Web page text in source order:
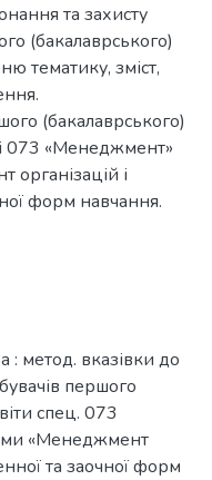
та захисту
(бакалаврського)
тематику, зміст,
(бакалаврського)
073 «Менеджмент»
організацій і
форм навчання.
: метод. вказівки до
першого
спец. 073
«Менеджмент
та заочної форм